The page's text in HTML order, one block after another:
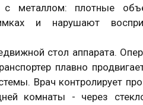
с металлом: плотные
и нарушают
стол аппарата.
плавно
Врач контролирует
комнаты - через